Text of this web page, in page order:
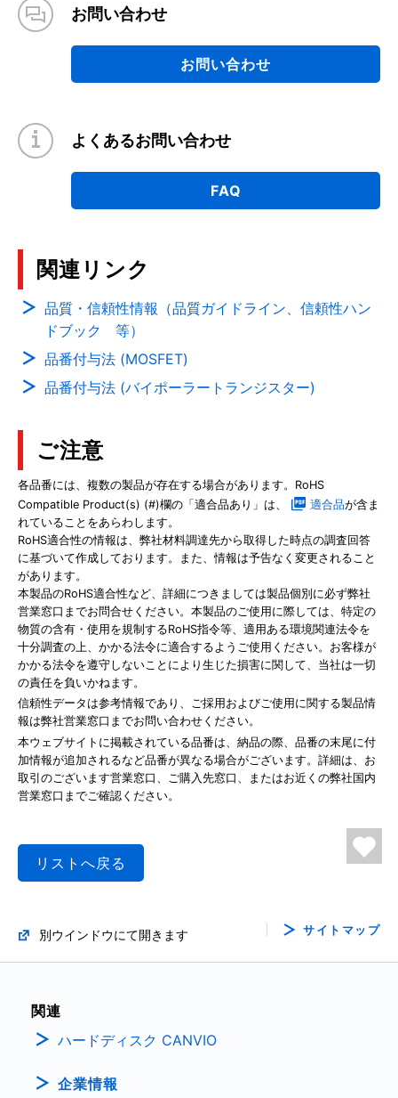
お問い合わせ
お問い合わせ
よくあるお問い合わせ
FAQ
関連リンク
品質・信頼性情報（品質ガイドライン、信頼性ハン
ドブック 等）
品番付与法 (MOSFET)
品番付与法 (バイポーラートランジスター)
ご注意
各品番には、複数の製品が存在する場合があります。RoHS
Compatible Product(s) (#)欄の「適合品あり」は、
適合品が含ま
れていることをあらわします。
RoHS適合性の情報は、弊社材料調達先から取得した時点の調査回答
に基づいて作成しております。また、情報は予告なく変更されること
があります。
本製品のRoHS適合性など、詳細につきましては製品個別に必ず弊社
営業窓口までお問合せください。本製品のご使用に際しては、特定の
物質の含有・使用を規制するRoHS指令等、適用ある環境関連法令を
十分調査の上、かかる法令に適合するようご使用ください。お客様が
かかる法令を遵守しないことにより生じた損害に関して、当社は一切
の責任を負いかねます。
信頼性データは参考情報であり、ご採用およびご使用に関する製品情
報は弊社営業窓口までお問い合わせください。
本ウェブサイトに掲載されている品番は、納品の際、品番の末尾に付
加情報が追加されるなど品番が異なる場合がございます。詳細は、お
取引のございます営業窓口、ご購入先窓口、またはお近くの弊社国内
営業窓口までご確認ください。
リストへ戻る
別ウインドウにて開きます サイトマップ
関連
ハードディスク CANVIO
企業情報